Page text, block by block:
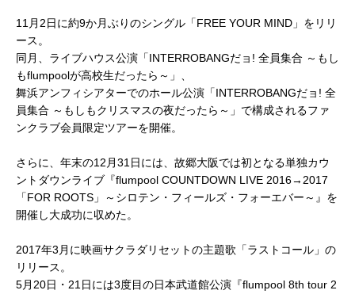
11月2日に約9か月ぶりのシングル「FREE YOUR MIND」をリリ
ース。
同月、ライブハウス公演「INTERROBANGだョ! 全員集合 ～もし
もflumpoolが高校生だったら～」、
舞浜アンフィシアターでのホール公演「INTERROBANGだョ! 全
員集合 ～もしもクリスマスの夜だったら～」で構成されるファ
ンクラブ会員限定ツアーを開催。
さらに、年末の12月31日には、故郷大阪では初となる単独カウ
ントダウンライブ『flumpool COUNTDOWN LIVE 2016→2017
「FOR ROOTS」～シロテン・フィールズ・フォーエバー～』を
開催し大成功に収めた。
2017年3月に映画サクラダリセットの主題歌「ラストコール」の
リリース。
5月20日・21日には3度目の日本武道館公演『flumpool 8th tour 2